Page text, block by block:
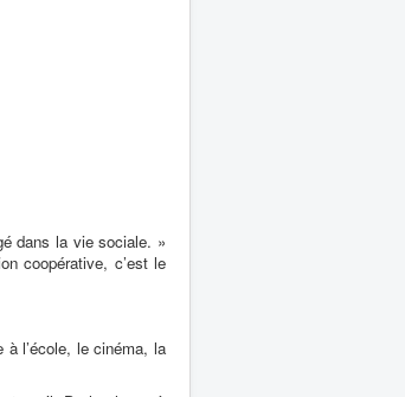
dans la vie sociale. »
coopérative, c’est le
à l’école, le cinéma, la